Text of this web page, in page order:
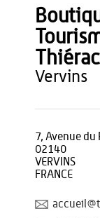
Office de Tourisme du
vervins
7, Avenue du
02140
VERVINS
FRANCE